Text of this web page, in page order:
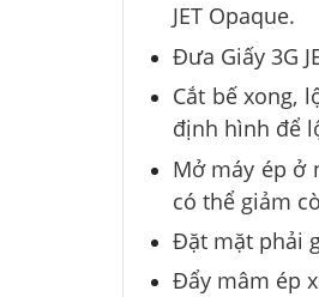
JET Opaque.
Đưa Giấy 3G
Cắt bế xong,
định hình để
Mở máy ép ở
có thể giảm
Đặt mặt phải
Đẩy mâm ép